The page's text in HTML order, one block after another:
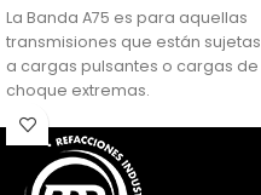
La Banda A75 es para aquellas
transmisiones que están sujetas
a cargas pulsantes o cargas de
choque extremas.